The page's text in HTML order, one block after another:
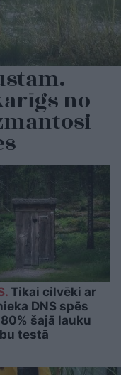
no
Tikai cilvēki ar
DNS spēs
šajā lauku
testā